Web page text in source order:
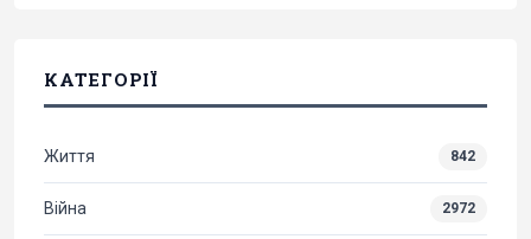
КАТЕГОРІЇ
Життя 842
Війна 2972